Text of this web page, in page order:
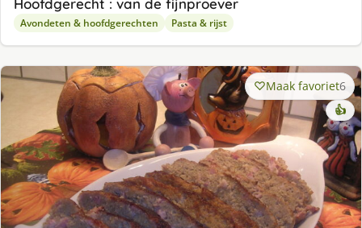
Avondeten & hoofdgerechten Pasta & rijst
Maak favoriet6
👍